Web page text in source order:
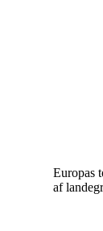
Europas
af